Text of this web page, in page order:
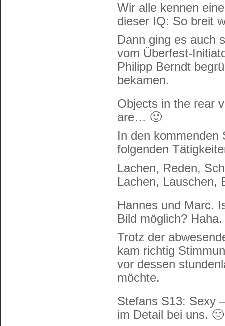
Wir alle kennen
dieser IQ: So breit
Dann ging es auch
vom Überfest-
Philipp Berndt
bekamen.
Objects in the rear
are… 🙂
In den kommenden
folgenden
Lachen, Reden,
Lachen, Lauschen,
Hannes und Marc.
Bild möglich?
Trotz der
kam richtig
vor dessen
möchte.
Stefans S13: Sexy
im Detail bei uns. 🙂